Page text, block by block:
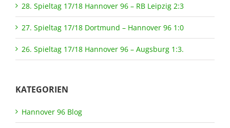
28. Spieltag 17/18 Hannover 96 – RB Leipzig 2:3
27. Spieltag 17/18 Dortmund – Hannover 96 1:0
26. Spieltag 17/18 Hannover 96 – Augsburg 1:3.
KATEGORIEN
Hannover 96 Blog